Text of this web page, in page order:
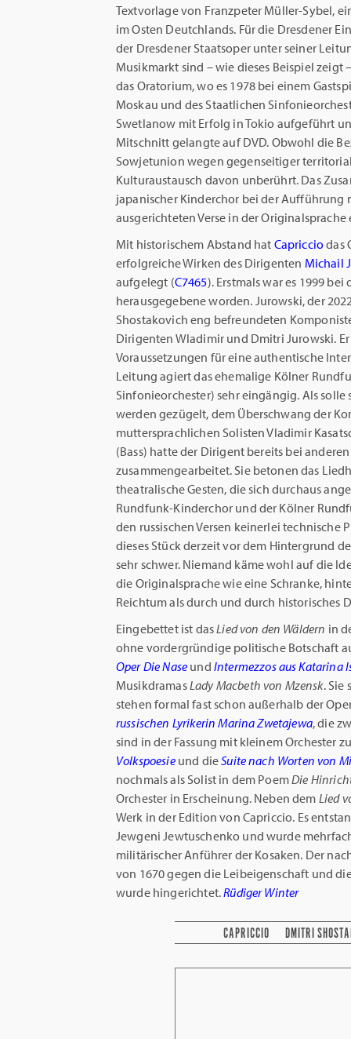
Textvorlage von Franzpeter Müller-Sybel,
im Osten Deutchlands. Für die Dresdener
der Dresdener Staatsoper unter seiner
Musikmarkt sind – wie dieses Beispiel zeigt
das Oratorium, wo es 1978 bei einem
Moskau und des Staatlichen
Swetlanow mit Erfolg in Tokio aufgeführt
Mitschnitt gelangte auf DVD. Obwohl die
Sowjetunion wegen gegenseitiger
Kulturaustausch davon unberührt. Das
japanischer Kinderchor bei der
ausgerichteten Verse in der
Mit historischem Abstand hat Capricciodas
erfolgreiche Wirken des Dirigenten Michail
aufgelegt (C7465). Erstmals war es 1999
herausgegebene worden. Jurowski, der
Shostakovich eng befreundeten
Dirigenten Wladimir und Dmitri Jurowski.
Voraussetzungen für eine authentische
Leitung agiert das ehemalige Kölner
Sinfonieorchester) sehr eingängig. Als
werden gezügelt, dem Überschwang der
muttersprachlichen Solisten Vladimir
(Bass) hatte der Dirigent bereits bei
zusammengearbeitet. Sie betonen das
theatralische Gesten, die sich durchaus
Rundfunk-Kinderchor und der Kölner
den russischen Versen keinerlei technische
dieses Stück derzeit vor dem Hintergrund
sehr schwer. Niemand käme wohl auf die
die Originalsprache wie eine Schranke,
Reichtum als durch und durch historisches
Eingebettet ist dasLied von den Wäldern in
ohne vordergründige politische Botschaft
Oper Die Nase und Intermezzos aus Katarina
MusikdramasLady Macbeth von Mzensk. Sie
stehen formal fast schon außerhalb der
russischen Lyrikerin Marina Zwetajewa, die
sind in der Fassung mit kleinem Orchester
Volkspoesie und dieSuite nach Worten von
nochmals als Solist in dem PoemDie
Orchester in Erscheinung. Neben dem Lied
Werk in der Edition von Capriccio. Es
Jewgeni Jewtuschenko und wurde
militärischer Anführer der Kosaken. Der
von 1670 gegen die Leibeigenschaft und
wurde hingerichtet.Rüdiger Winter
CAPRICCIO DMITRI